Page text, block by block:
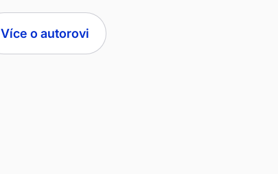
Více o autorovi